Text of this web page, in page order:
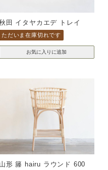
田 イタヤカエデ トレイ
ただいま在庫切れです
山形 籐 hairu ラウンド 600